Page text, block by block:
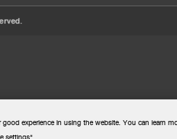
experience in using the website. You can learn